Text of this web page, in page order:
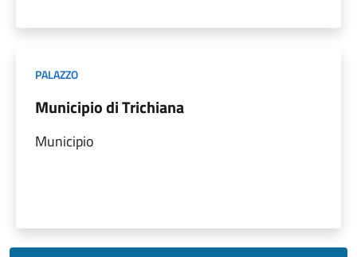
PALAZZO
Municipio di Trichiana
Municipio